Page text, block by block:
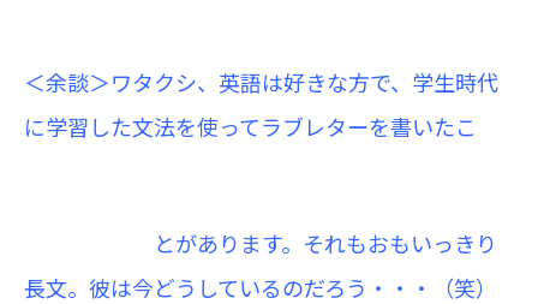
＜余談＞ワタクシ、英語は好きな方で、学生時代
に学習した文法を使ってラブレターを書いたこ
とがあります。それもおもいっきり
長文。 彼は今どうしているのだろう・・・（笑）